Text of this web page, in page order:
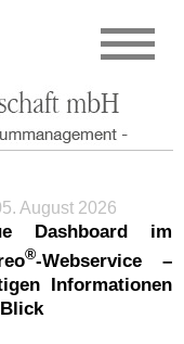
August 2026
Dashboard im
®-Webservice –
Informationen